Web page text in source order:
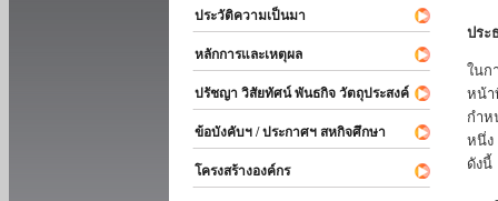
ประวัติความเป็นมา
หลักการและเหตุผล
ปรัชญา วิสัยทัศน์ พันธกิจ วัตถุประสงค์
ข้อบังคับฯ / ประกาศฯ สหกิจศึกษา
โครงสร้างองค์กร
ประ
ในก
หน้า
กำห
หนึ่ง
ดังนี้